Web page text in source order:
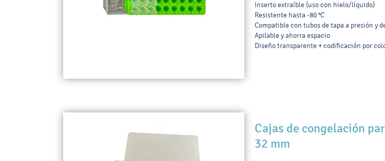
Inserto extraíble (uso con hielo/líquido)
Resistente hasta -80 °C
Compatible con tubos de tapa a presión y
Apilable y ahorra espacio
Diseño transparente + codificación por
Cajas de congelación
32 mm